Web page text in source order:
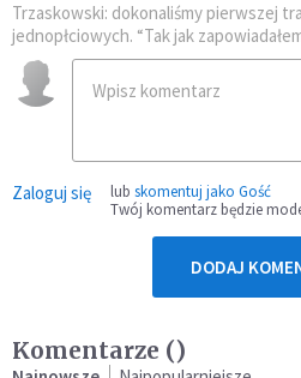
Trzaskowski: dokonaliśmy pierwszej
jednopłciowych. “Tak jak
Zaloguj się lub skomentuj jako Gość
Twój komentarz będzie
DODAJ
Komentarze ()